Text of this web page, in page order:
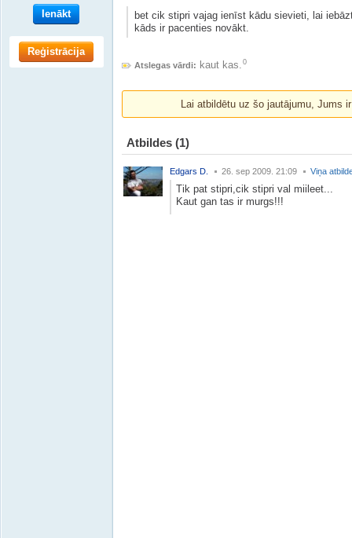
bet cik stipri vajag ienīst kādu sievieti, lai
kāds ir pacenties novākt.
Atslegas vārdi: kaut kas. 0
Lai atbildētu uz šo jautājumu, Jums
Atbildes (1)
Edgars D. 26. sep 2009. 21:09 Viņa
Tik pat stipri,cik stipri val miileet...
Kaut gan tas ir murgs!!!
Ienākt
Reģistrācija